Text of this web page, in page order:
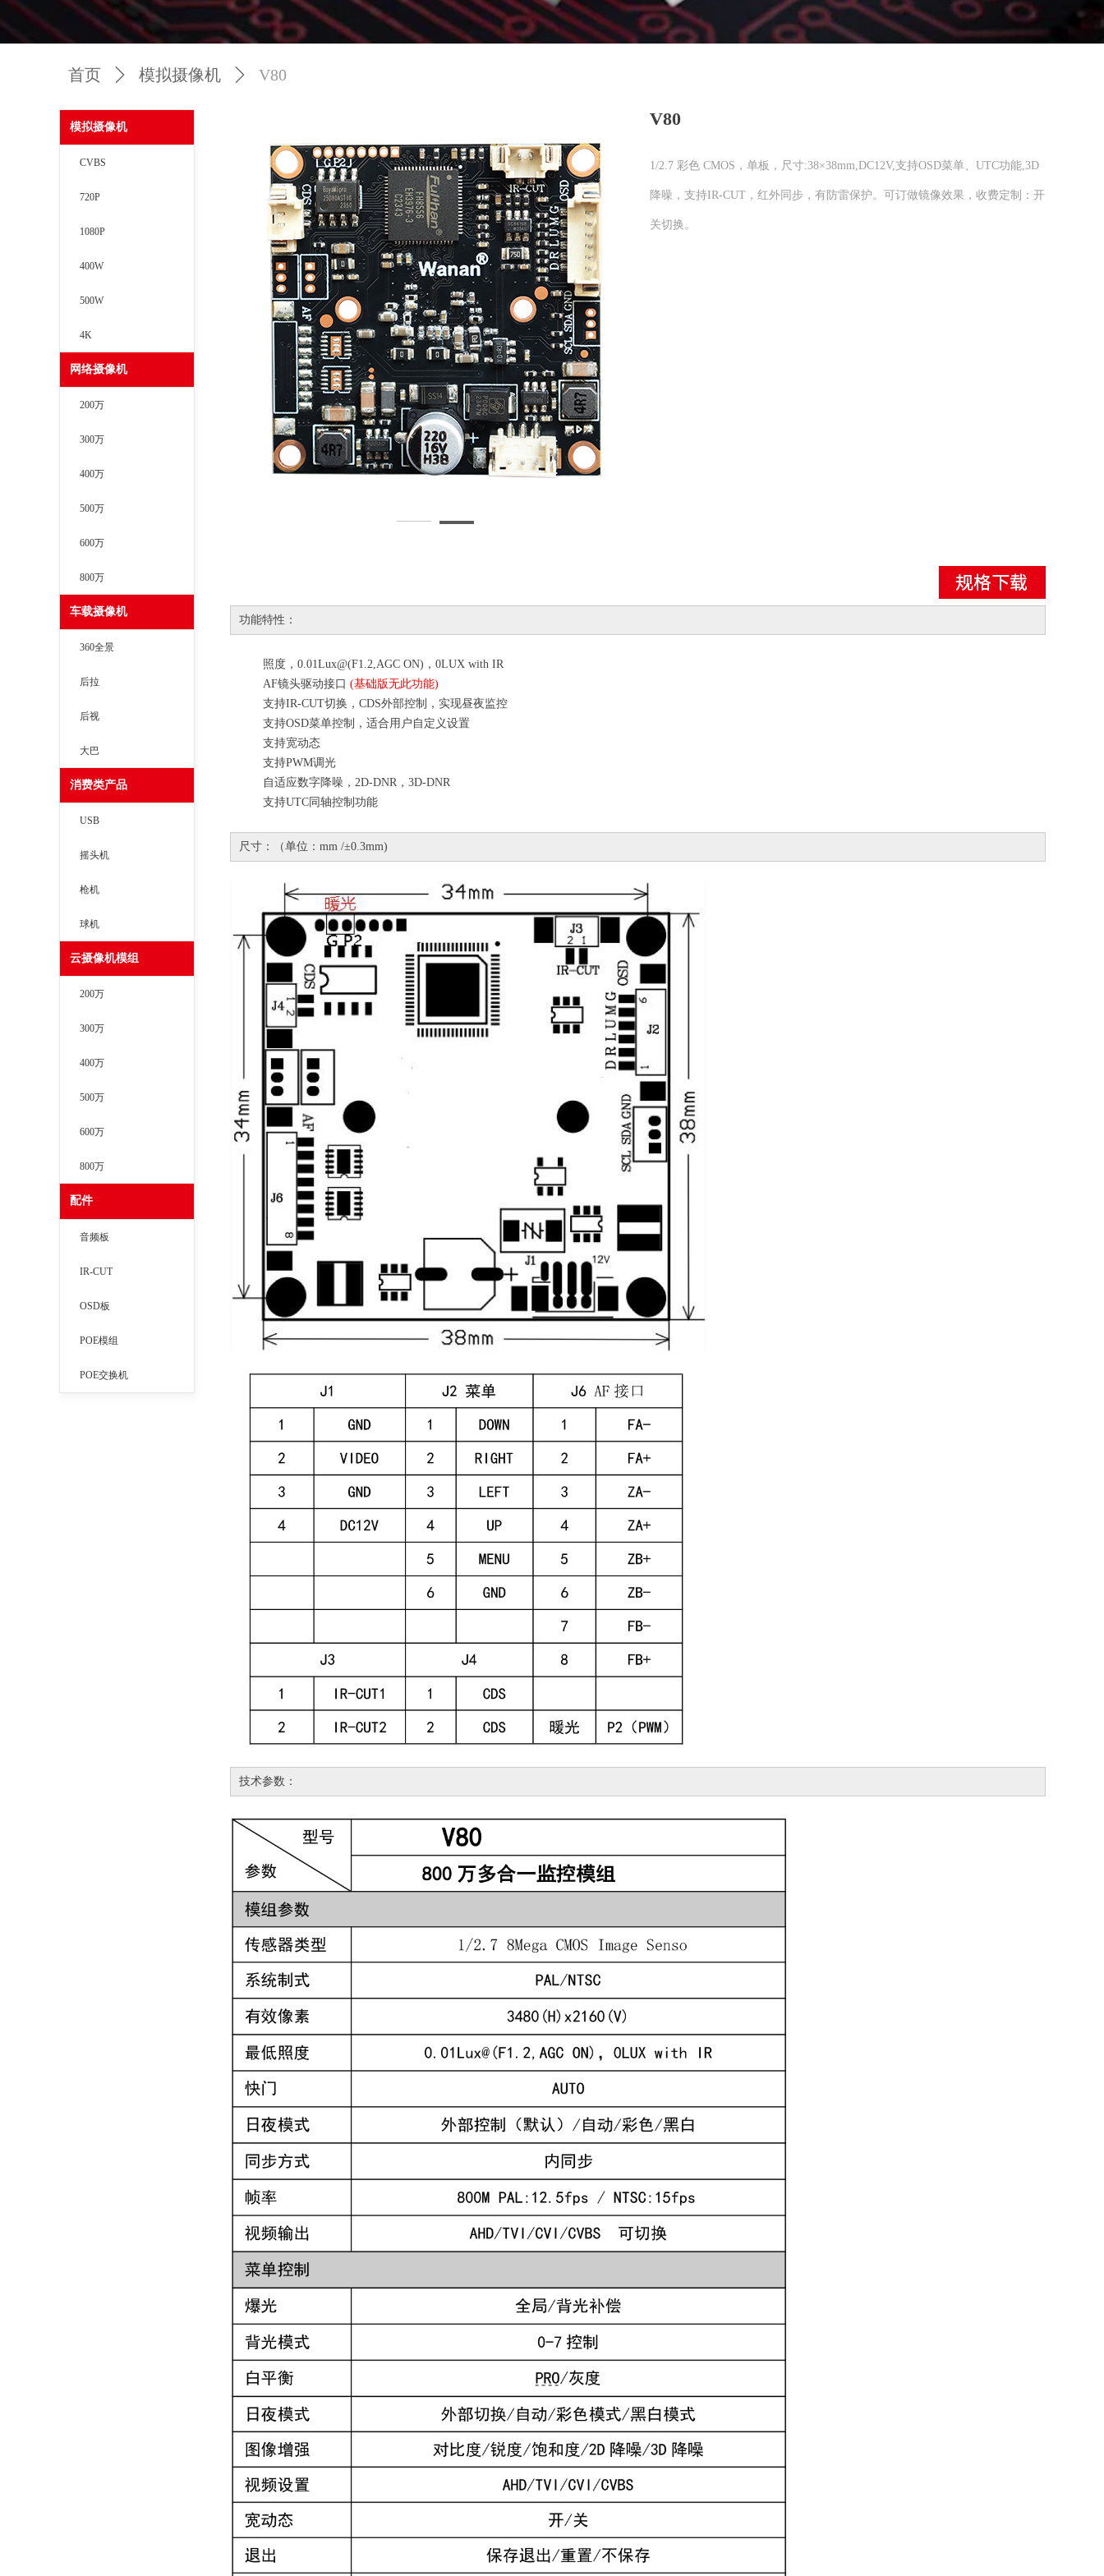
V80
1/2.7 彩色 CMOS，单板，尺寸:38×38mm,DC12V,支持OSD菜单、UTC功能,3D
降噪，支持IR-CUT，红外同步，有防雷保护。可订做镜像效果，收费定制：开
关切换。
功能特性：
照度， 0.01Lux@(F1.2,AGC ON) ， 0LUX with IR
AF镜头驱动接口 (基础版无此功能)
支持IR-CUT切换， CDS外部控制，实现昼夜监控
支持OSD菜单控制，适合用户自定义设置
支持宽动态
支持PWM调光
自适应数字降噪， 2D-DNR ， 3D-DNR
支持UTC 同轴控制功能
尺寸：（单位：mm /±0.3mm)
技术参数：
模拟摄像机
CVBS
720P
1080P
400W
500W
4K
网络摄像机
200万
300万
400万
500万
600万
800万
车载摄像机
360全景
后拉
后视
大巴
消费类产品
USB
摇头机
枪机
球机
云摄像机模组
200万
300万
400万
500万
600万
800万
配件
音频板
IR-CUT
OSD板
POE模组
POE交换机
首页 ꄲ 模拟摄像机 ꄲ V80